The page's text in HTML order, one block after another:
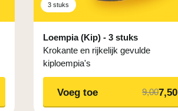
3 stuks
Loempia (Kip) - 3 stuks
Krokante en rijkelijk gevulde
kiploempia's
Voeg toe 9,007,50